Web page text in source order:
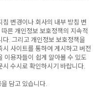
변경이나 회사의 내부 방침 변
른 개인정보 보호정책의 지속적
. 그리고 개인정보 보호정책을
사이트를 통하여 게시하고 버전
이용자들이 쉽게 알아볼 수 있도
수시로 확인하시기 바랍니다.
담고 있습니다.